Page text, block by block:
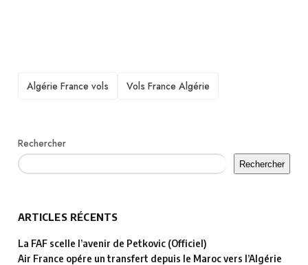
TAGS
Algérie France vols Vols France Algérie
Rechercher
Rechercher
ARTICLES RÉCENTS
La FAF scelle l’avenir de Petkovic (Officiel)
Air France opére un transfert depuis le Maroc vers l’Algérie